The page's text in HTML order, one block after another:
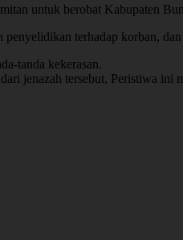
untuk berobat Kabupaten
terhadap korban,
tanda kekerasan.
jenazah tersebut, Peristiwa ini